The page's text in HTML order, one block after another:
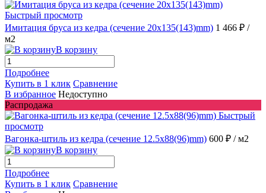
Быстрый просмотр
Имитация бруса из кедра (сечение 20x135(143)mm) 1 466 ₽ /
м2
В корзину
Подробнее
Купить в 1 клик Сравнение
В избранное Недоступно
Распродажа
Быстрый
просмотр
Вагонка-штиль из кедра (сечение 12.5x88(96)mm) 600 ₽ / м2
В корзину
Подробнее
Купить в 1 клик Сравнение